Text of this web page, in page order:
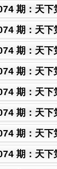
期： 天下
期： 天下
期： 天下
期： 天下
期： 天下
期： 天下
期： 天下
期： 天下